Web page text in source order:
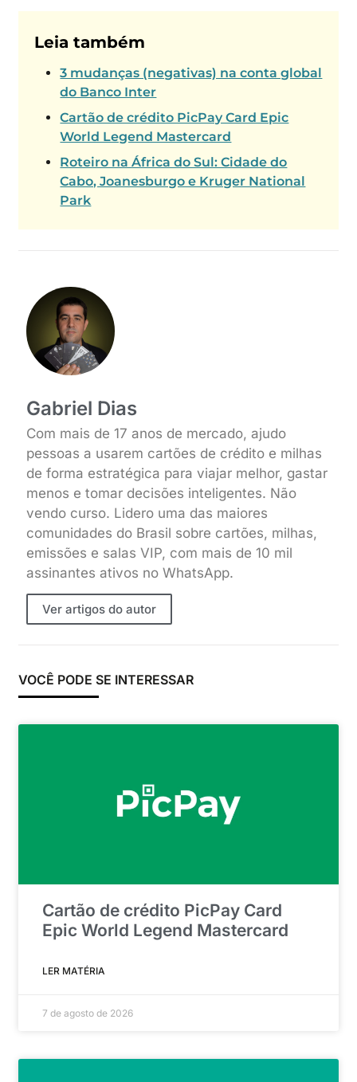
Leia também
3 mudanças (negativas) na conta global
do Banco Inter
Cartão de crédito PicPay Card Epic
World Legend Mastercard
Roteiro na África do Sul: Cidade do
Cabo, Joanesburgo e Kruger National
Park
Gabriel Dias
Com mais de 17 anos de mercado, ajudo
pessoas a usarem cartões de crédito e milhas
de forma estratégica para viajar melhor, gastar
menos e tomar decisões inteligentes. Não
vendo curso. Lidero uma das maiores
comunidades do Brasil sobre cartões, milhas,
emissões e salas VIP, com mais de 10 mil
assinantes ativos no WhatsApp.
Ver artigos do autor
VOCÊ PODE SE INTERESSAR
Cartão de crédito PicPay Card
Epic World Legend Mastercard
LER MATÉRIA
7 de agosto de 2026